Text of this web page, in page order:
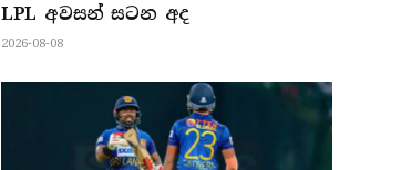
LPL අවසන් සටන අද
2026-08-08